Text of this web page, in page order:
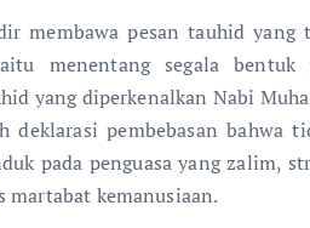
membawa pesan tauhid yang
menentang segala bentuk
yang diperkenalkan Nabi
deklarasi pembebasan bahwa
pada penguasa yang zalim,
martabat kemanusiaan.